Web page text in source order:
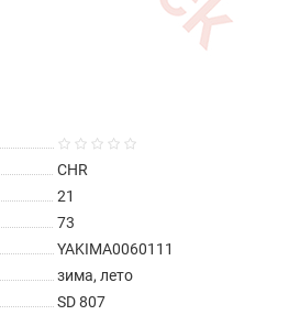
CHR
21
73
YAKIMA0060111
зима, лето
SD 807